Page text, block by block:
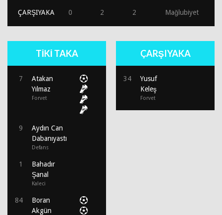
ÇARŞIYAKA 0 2 2 Mağlubiyet
TİKİ TAKA
7
Atakan
Yılmaz
Forvet
9
Aydın Can
Dabanıyastı
Defans
1
Bahadır
Şanal
Kaleci
84
Boran
Akgün
ÇARŞIYAKA
34
Yusuf
Keleş
Forvet